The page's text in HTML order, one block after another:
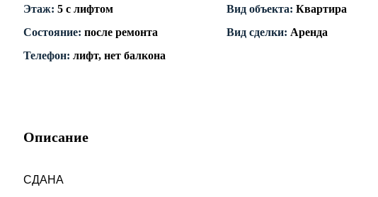
Этаж: 5 с лифтом
Состояние: после ремонта
Телефон: лифт, нет балкона
Вид объекта: Квартира
Вид сделки: Аренда
Описание
СДАНА